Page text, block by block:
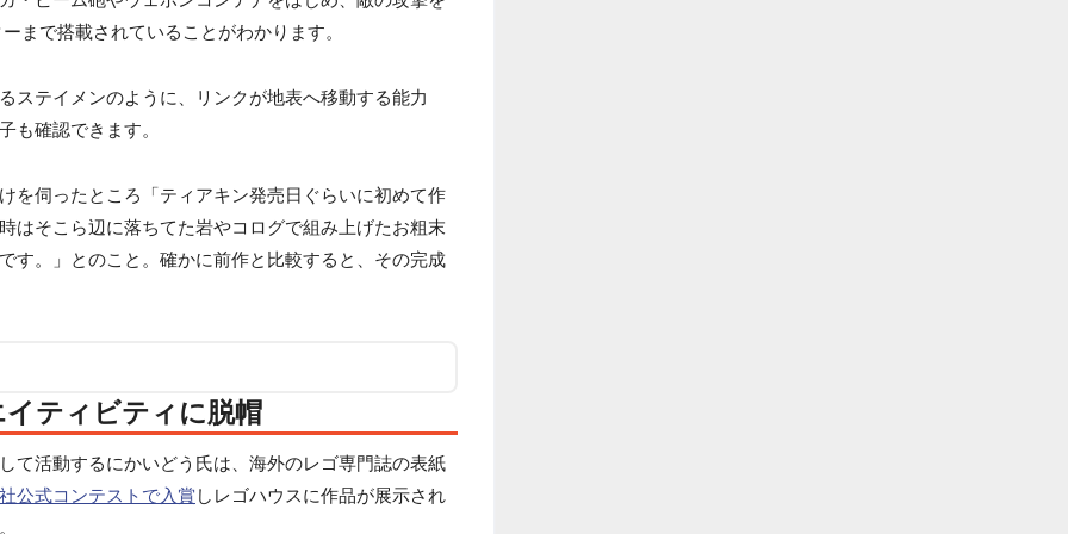
まで搭載されていることがわかります。
ステイメンのように、リンクが地表へ移動する能力
も確認できます。
を伺ったところ「ティアキン発売日ぐらいに初めて作
はそこら辺に落ちてた岩やコログで組み上げたお粗末
す。」とのこと。確かに前作と比較すると、その完成
ティビティに脱帽
て活動するにかいどう氏は、海外のレゴ専門誌の表紙
公式コンテストで入賞 しレゴハウスに作品が展示され